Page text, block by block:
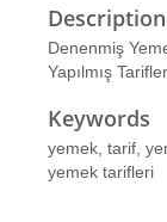
Description
Denenmiş
Yapılmış Tarifler
Keywords
yemek, tarif,
yemek tarifleri